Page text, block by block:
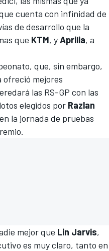
cuenta con infinidad de
de desarrollo que la
que KTM, yAprilia, a
que, sin embargo,
ofreció mejores
las RS-GP con las
elegidos por Razlan
la jornada de pruebas
mejor que Lin Jarvis,
es muy claro, tanto en